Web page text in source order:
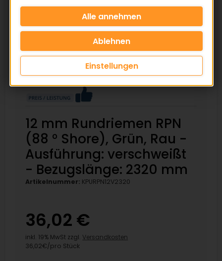
12 mm Rundriemen RPN
(88 ° Shore), Grün, Rau -
Ausführung: verschweißt
- Bezugslänge: 2320 mm
Artikelnummer: KPURPN12V2320
36,02 €
inkl. 19% MwSt zzgl. Versandkosten
36,02€/pro Stück
Einstellungen